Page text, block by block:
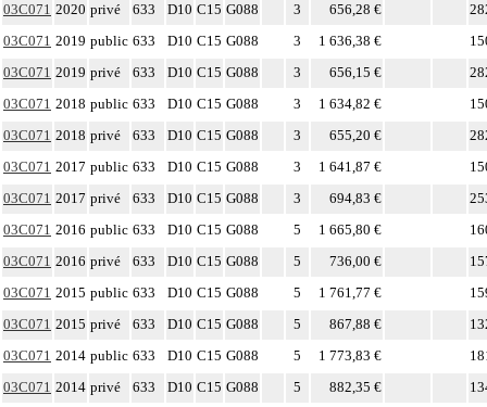
03C071 2020 privé 633 D10 C15 G088 3 656,28 €
03C071 2019 public 633 D10 C15 G088 3 1 636,38 €
03C071 2019 privé 633 D10 C15 G088 3 656,15 €
03C071 2018 public 633 D10 C15 G088 3 1 634,82 €
03C071 2018 privé 633 D10 C15 G088 3 655,20 €
03C071 2017 public 633 D10 C15 G088 3 1 641,87 €
03C071 2017 privé 633 D10 C15 G088 3 694,83 €
03C071 2016 public 633 D10 C15 G088 5 1 665,80 €
03C071 2016 privé 633 D10 C15 G088 5 736,00 €
03C071 2015 public 633 D10 C15 G088 5 1 761,77 €
03C071 2015 privé 633 D10 C15 G088 5 867,88 €
03C071 2014 public 633 D10 C15 G088 5 1 773,83 €
03C071 2014 privé 633 D10 C15 G088 5 882,35 €